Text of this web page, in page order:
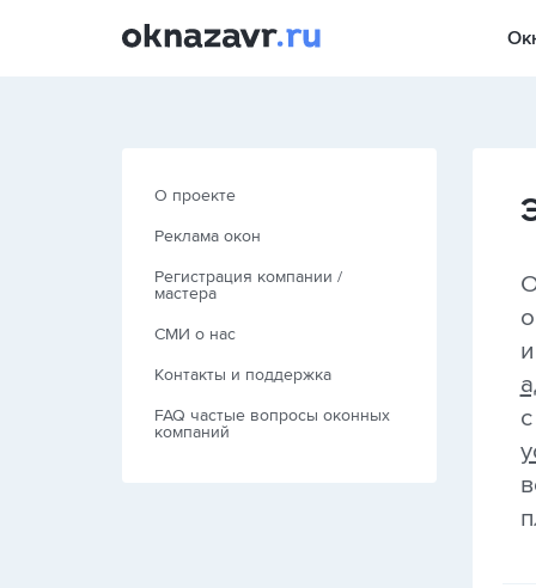
О проекте
Реклама окон
Регистрация компании /
мастера
СМИ о нас
Контакты и поддержка
FAQ частые вопросы оконных
компаний